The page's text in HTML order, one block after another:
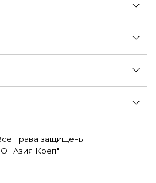
права защищены
"Азия Креп"